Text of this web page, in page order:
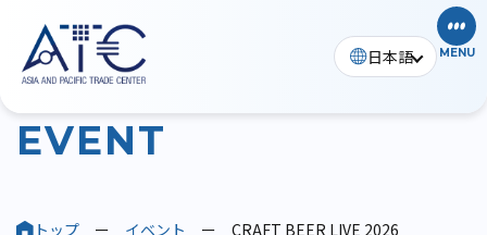
日本語 MENU
EVENT
トップ ー イベント ー CRAFT BEER LIVE 2026